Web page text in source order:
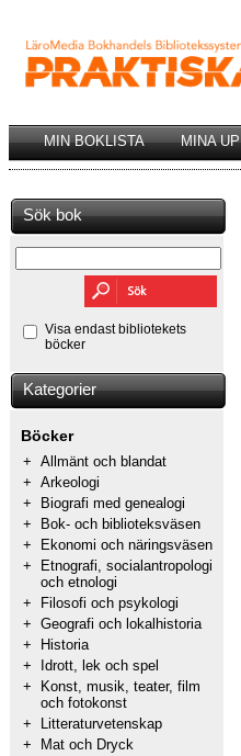
MIN BOKLISTA MINA
Sök bok
Visa endast bibliotekets
böcker
Kategorier
Böcker
+ Allmänt och blandat
+ Arkeologi
+
Biografi med genealogi
+
Bok- och biblioteksväsen
+
Ekonomi och näringsväsen
+
Etnografi, socialantropologi
och etnologi
+
Filosofi och psykologi
+ Geografi och lokalhistoria
+
Historia
+
Idrott, lek och spel
+
Konst, musik, teater, film
och fotokonst
+
Litteraturvetenskap
+
Mat och Dryck